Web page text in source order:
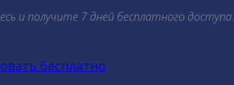
и получите 7 дней бесплатного доступа.
бесплатно